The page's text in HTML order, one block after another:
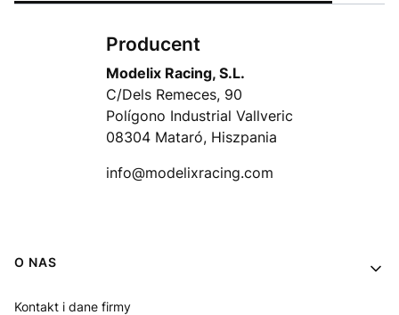
Producent
Modelix Racing, S.L.
C/Dels Remeces, 90
Polígono Industrial Vallveric
08304 Mataró, Hiszpania
info@modelixracing.com
Linki w stopce
O NAS
Kontakt i dane firmy